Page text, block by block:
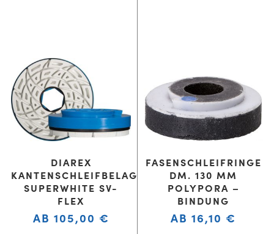
DIAREX
KANTENSCHLEIFBELAG
SUPERWHITE SV-
FLEX
AB 105,00 €
FASENSCHLEIFRINGE
DM. 130 MM
POLYPORA –
BINDUNG
AB 16,10 €